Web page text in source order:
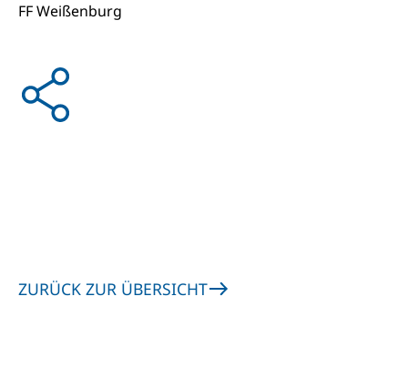
FF Weißenburg
ZURÜCK ZUR ÜBERSICHT